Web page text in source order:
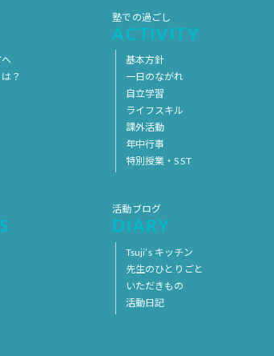
へ
？
塾での過ごし
ACTIVITY
基本方針
一日のながれ
自立学習
ライフスキル
課外活動
年中行事
特別授業・SST
活動ブログ
DIARY
Tsuji’s キッチン
先生のひとりごと
いただきもの
活動日記